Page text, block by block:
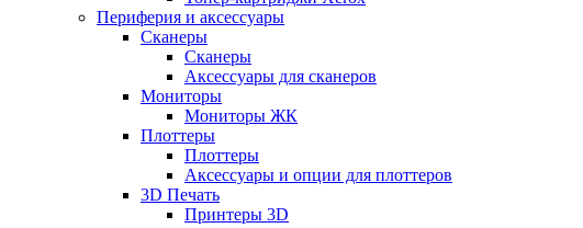
Периферия и аксессуары
Сканеры
Сканеры
Аксессуары для сканеров
Мониторы
Мониторы ЖК
Плоттеры
Плоттеры
Аксессуары и опции для плоттеров
3D Печать
Принтеры 3D